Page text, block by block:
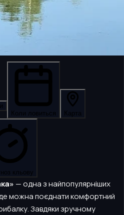
Коли ловиться
Карта
кльову
— одна з найпопулярніших
можна поєднати комфортний
Завдяки зручному